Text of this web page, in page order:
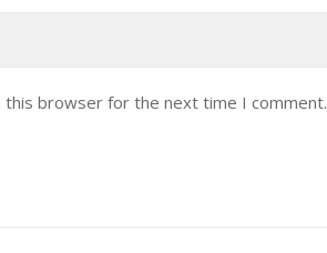
this browser for the next time I comment.